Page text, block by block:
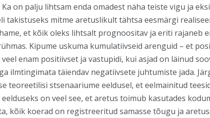
on palju lihtsam enda omadest näha teiste vigu ja
takistuseks mitme aretuslikult tähtsa eesmärgi
et kõik oleks lihtsalt prognoositav ja eriti rajaneb
Kipume uskuma kumulatiivseid arenguid – et
enam positiivset ja vastupidi, kui asjad on läinud
ilmtingimata täiendav negatiivsete juhtumiste jada.
teoreetilisi stsenaariume eeldusel, et eelmainitud
on veel see, et aretus toimub kasutades
kõik koerad on registreeritud samasse tõugu ja